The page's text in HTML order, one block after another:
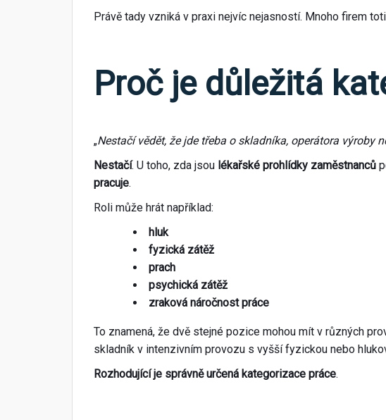
Právě tady vzniká v praxi nejvíc nejasností. Mnoho firem
Proč je důležitá
„Nestačí vědět, že jde třeba o skladníka, operátora výroby
Nestačí. U toho, zda jsou lékařské prohlídky zaměstnanců
pracuje.
Roli může hrát například:
hluk
fyzická zátěž
prach
psychická zátěž
zraková náročnost práce
To znamená, že dvě stejné pozice mohou mít v různých
skladník v intenzivním provozu s vyšší fyzickou nebo
Rozhodující je správně určená kategorizace práce.